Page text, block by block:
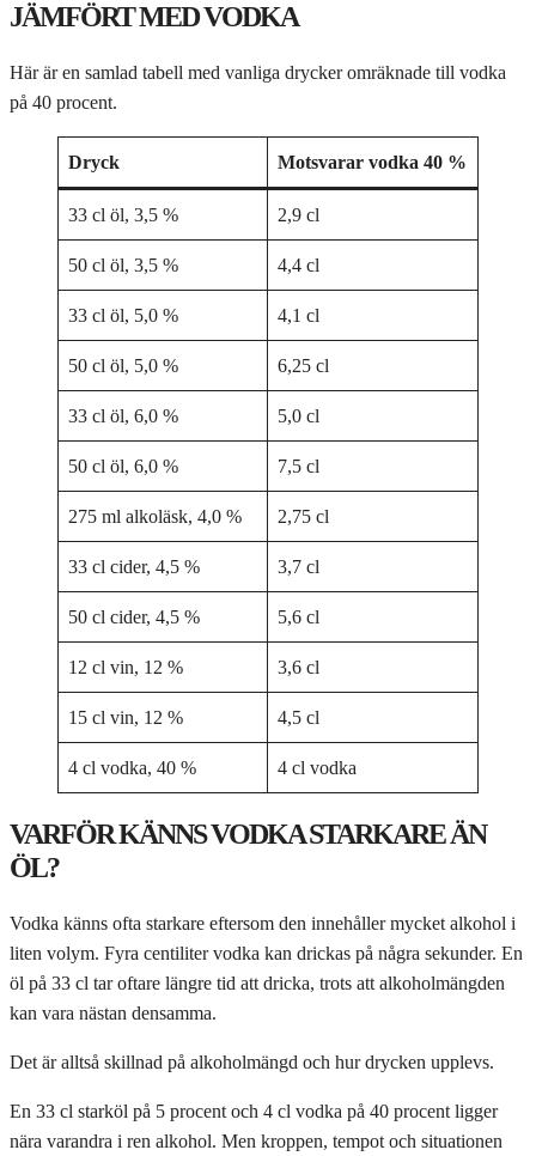
JÄMFÖRT MED VODKA
Här är en samlad tabell med vanliga drycker omräknade till vodka
på 40 procent.
Dryck Motsvarar vodka 40 %
33 cl öl, 3,5 % 2,9 cl
50 cl öl, 3,5 % 4,4 cl
33 cl öl, 5,0 % 4,1 cl
50 cl öl, 5,0 % 6,25 cl
33 cl öl, 6,0 % 5,0 cl
50 cl öl, 6,0 % 7,5 cl
275 ml alkoläsk, 4,0 % 2,75 cl
33 cl cider, 4,5 % 3,7 cl
50 cl cider, 4,5 % 5,6 cl
12 cl vin, 12 % 3,6 cl
15 cl vin, 12 % 4,5 cl
4 cl vodka, 40 % 4 cl vodka
VARFÖR KÄNNS VODKA STARKARE ÄN
ÖL?
Vodka känns ofta starkare eftersom den innehåller mycket alkohol i
liten volym. Fyra centiliter vodka kan drickas på några sekunder. En
öl på 33 cl tar oftare längre tid att dricka, trots att alkoholmängden
kan vara nästan densamma.
Det är alltså skillnad på alkoholmängd och hur drycken upplevs.
En 33 cl starköl på 5 procent och 4 cl vodka på 40 procent ligger
nära varandra i ren alkohol. Men kroppen, tempot och situationen